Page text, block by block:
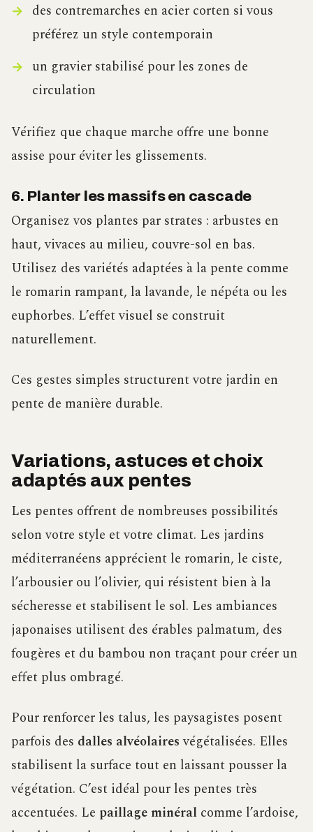
des contremarches en acier corten si vous
préférez un style contemporain
un gravier stabilisé pour les zones de
circulation
Vérifiez que chaque marche offre une bonne
assise pour éviter les glissements.
6. Planter les massifs en cascade
Organisez vos plantes par strates : arbustes en
haut, vivaces au milieu, couvre-sol en bas.
Utilisez des variétés adaptées à la pente comme
le romarin rampant, la lavande, le népéta ou les
euphorbes. L’effet visuel se construit
naturellement.
Ces gestes simples structurent votre jardin en
pente de manière durable.
Variations, astuces et choix
adaptés aux pentes
Les pentes offrent de nombreuses possibilités
selon votre style et votre climat. Les jardins
méditerranéens apprécient le romarin, le ciste,
l’arbousier ou l’olivier, qui résistent bien à la
sécheresse et stabilisent le sol. Les ambiances
japonaises utilisent des érables palmatum, des
fougères et du bambou non traçant pour créer un
effet plus ombragé.
Pour renforcer les talus, les paysagistes posent
parfois des dalles alvéolairesvégétalisées. Elles
stabilisent la surface tout en laissant pousser la
végétation. C’est idéal pour les pentes très
accentuées. Le paillage minéral comme l’ardoise,